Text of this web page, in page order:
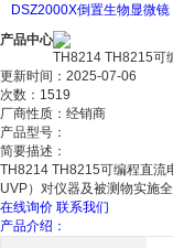
DSZ2000X倒置生物显微
产品中心
TH8214 TH8215可
更新时间：2025-07-06
次数：1519
厂商性质：经销商
产品型号：
简要描述：
TH8214 TH8215可编程直流
UVP）对仪器及被测物实施
在线询价 联系我们
产品介绍：